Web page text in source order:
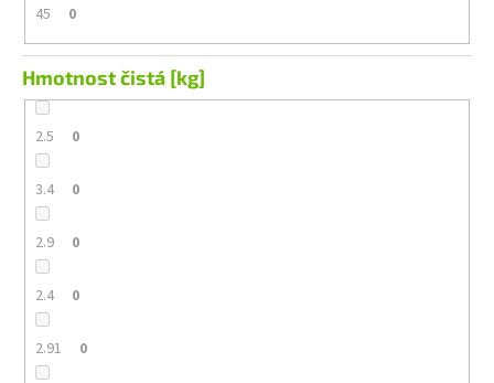
45 0
Hmotnost čistá [kg]
2.5 0
3.4 0
2.9 0
2.4 0
2.91 0